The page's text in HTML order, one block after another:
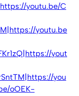
youtu.be/C
youtu.be
yout
you
oOEK-